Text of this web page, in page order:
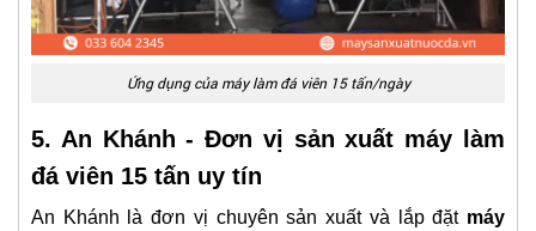
Ứng dụng của máy làm đá viên 15 tấn/ngày
5. An Khánh - Đơn vị sản xuất máy làm
đá viên 15 tấn uy tín
An Khánh là đơn vị chuyên sản xuất và lắp đặt máy